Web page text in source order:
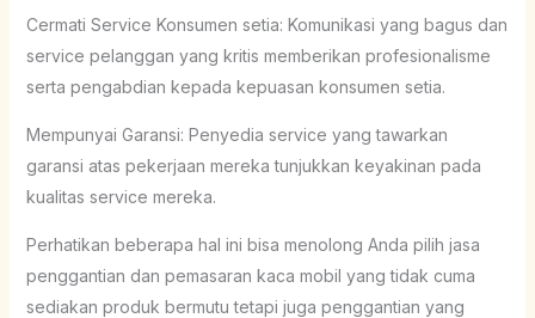
Cermati Service Konsumen setia: Komunikasi yang bagus dan
service pelanggan yang kritis memberikan profesionalisme
serta pengabdian kepada kepuasan konsumen setia.
Mempunyai Garansi: Penyedia service yang tawarkan
garansi atas pekerjaan mereka tunjukkan keyakinan pada
kualitas service mereka.
Perhatikan beberapa hal ini bisa menolong Anda pilih jasa
penggantian dan pemasaran kaca mobil yang tidak cuma
sediakan produk bermutu tetapi juga penggantian yang